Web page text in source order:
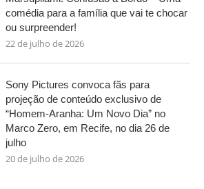
comédia para a família que vai te chocar
ou surpreender!
22 de julho de 2026
Sony Pictures convoca fãs para
projeção de conteúdo exclusivo de
“Homem-Aranha: Um Novo Dia” no
Marco Zero, em Recife, no dia 26 de
julho
20 de julho de 2026